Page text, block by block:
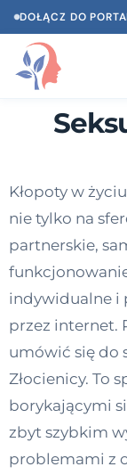
DOŁĄCZ DO
Znajdź swojego
Według specjalizacji
Diagnozy
Testy psychologiczne
Dawka wiedzy
Dla specjalistów
Kontakt
Kłopoty w
nie tylko na
partnerskie,
indywidualne i
przez internet.
umówić się do
Złocienicy. To
borykającymi
zbyt szybkim
problemami z